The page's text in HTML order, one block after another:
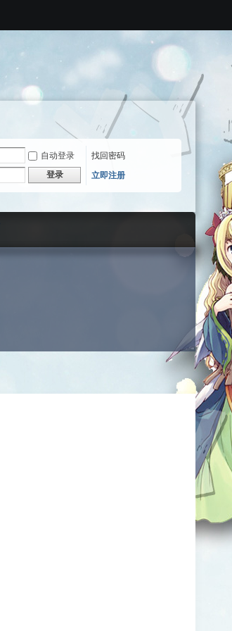
自动登录
找回密码
登录 立即注册